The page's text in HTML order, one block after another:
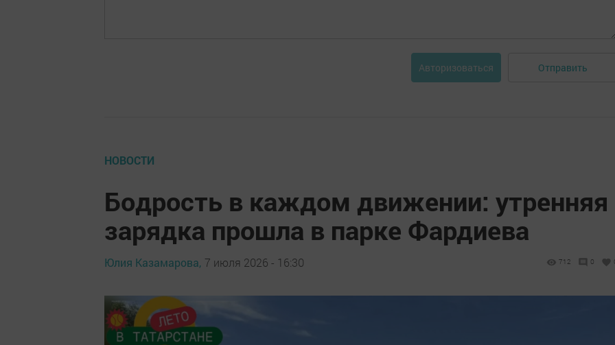
Авторизоваться Отправить
НОВОСТИ
Бодрость в каждом движении: утренняя
зарядка прошла в парке Фардиева
Юлия Казамарова, 7 июля 2026 - 16:30 712 0